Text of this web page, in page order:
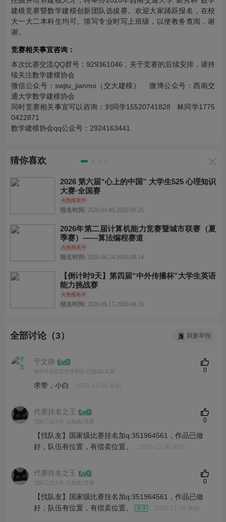
建模竞赛暨数学建模创新团队选拔赛。欢迎大家踊跃报名，在校
大一大二本科生均可。填写专业时写上班级，以便教务查阅，谢
谢。
竞赛相关事宜咨询：
本次比赛交流QQ群号：929361046，关于竞赛的后续安排，请持
续关注数学建模协会
微信公众号：swjtu_jianmo（交大建模） 微博公众号：西南交
通大学数学建模协会
同时竞赛相关事宜可以咨询：刘同学15520741828 林同学1775
0422871
数学建模协会qq公众号：2924163441
猜你喜欢
2026 第六届“心上的中国” 大学生525 心理知识
大赛·全国赛
火热报名中
报名时间: 2026.04.09-2026.09.25
2026年第二届计算机能力竞赛暨城市联赛（夏
季赛）——算法编程赛道
火热报名中
报名时间: 2026.06.24-2026.08.14
【倒计时9天】第四届“中外传播杯”大学生英语
能力挑战赛
火热报名中
报名时间: 2026.06.17-2026.08.16
全部讨论（3） 我要举报
于文静
郑州升达经贸管理学院 已挑战0竞赛
2020-12-08 未知
0
代赛挂名之王
沈阳工业大学 已挑战1竞赛
【找队友】国家级比赛挂名加q:351964561，作品已做
2020-11-30 未知
0
代赛挂名之王
沈阳工业大学 已挑战1竞赛
【找队友】国家级比赛挂名加q:351964561，作品已做
好，队伍有位置，有偿卖位置。
2020-11-26 未知
0